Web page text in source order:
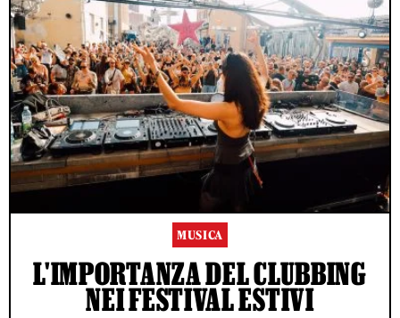
MUSICA
L'IMPORTANZA DEL CLUBBING
NEI FESTIVAL ESTIVI